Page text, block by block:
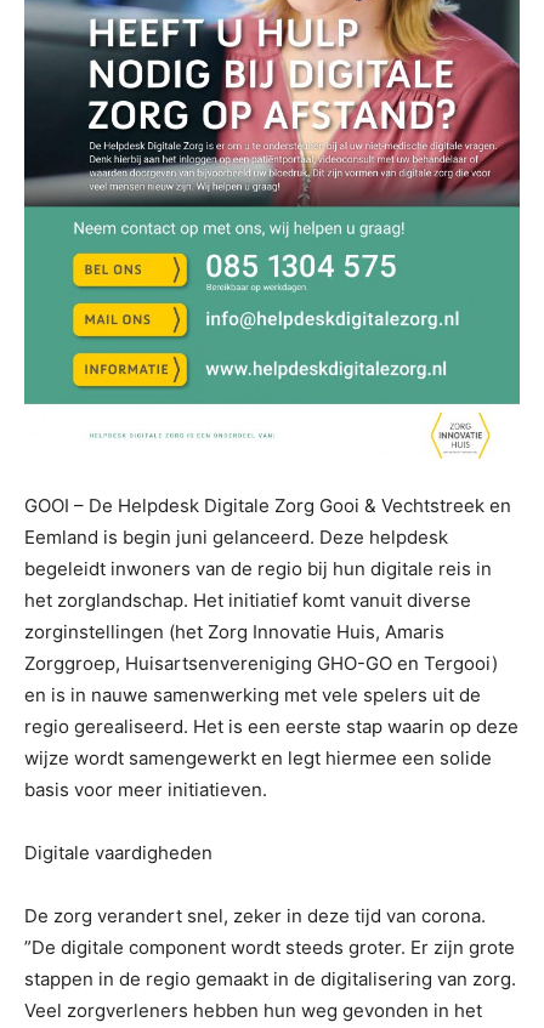
GOOI – De Helpdesk Digitale Zorg Gooi & Vechtstreek en
Eemland is begin juni gelanceerd. Deze helpdesk
begeleidt inwoners van de regio bij hun digitale reis in
het zorglandschap. Het initiatief komt vanuit diverse
zorginstellingen (het Zorg Innovatie Huis, Amaris
Zorggroep, Huisartsenvereniging GHO-GO en Tergooi)
en is in nauwe samenwerking met vele spelers uit de
regio gerealiseerd. Het is een eerste stap waarin op deze
wijze wordt samengewerkt en legt hiermee een solide
basis voor meer initiatieven.
Digitale vaardigheden
De zorg verandert snel, zeker in deze tijd van corona.
”De digitale component wordt steeds groter. Er zijn grote
stappen in de regio gemaakt in de digitalisering van zorg.
Veel zorgverleners hebben hun weg gevonden in het